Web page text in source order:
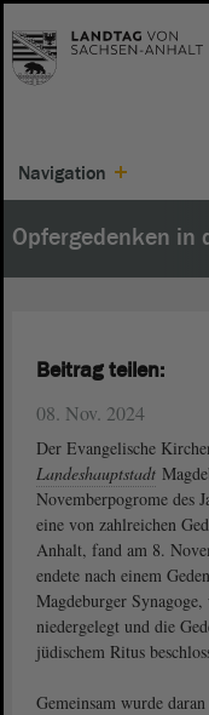
Navigation
Opfergedenken in
08. Nov. 2024
Der Evangelische
Landeshauptstadt
Novemberpogrome des
eine von zahlreichen
Anhalt, fand am 8.
endete nach einem
Magdeburger
niedergelegt und die
jüdischem Ritus
Gemeinsam wurde
Beitrag teilen: